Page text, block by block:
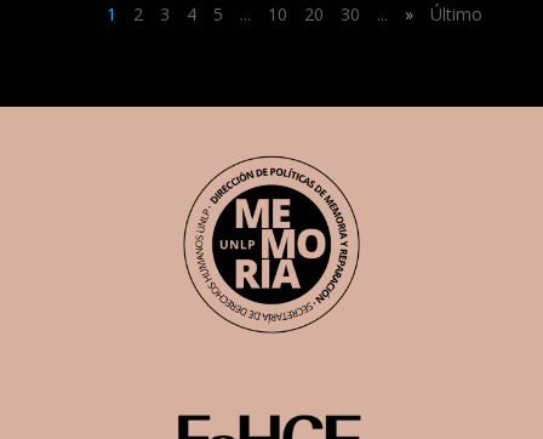
1 2 3 4 5 ... 10 20 30 ... » Último